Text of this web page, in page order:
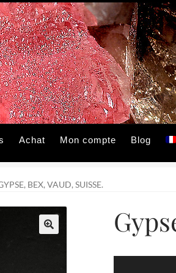
Achat Mon compte Blog
BEX, VAUD, SUISSE.